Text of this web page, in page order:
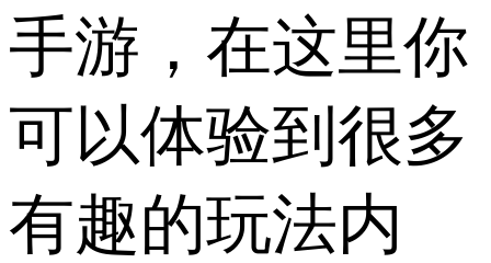
手游，在这里你
可以体验到很多
有趣的玩法内